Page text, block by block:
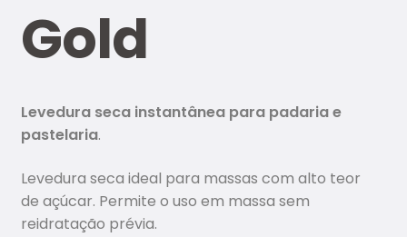
ctos
Gold
Levedura seca instantânea para padaria e
pastelaria.
Levedura seca ideal para massas com alto teor
de açúcar. Permite o uso em massa sem
reidratação prévia.